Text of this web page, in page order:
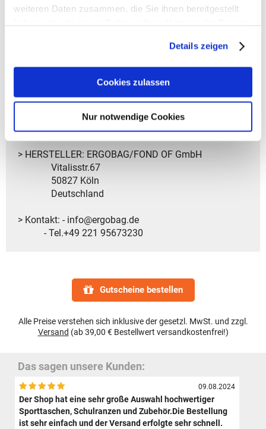
weiteren Daten zusammen, die Sie ihnen bereitgestellt
Details zeigen
Cookies zulassen
Nur notwendige Cookies
> Material: - leichter, stabiler Kunststoff (Polypropylen)
• Ideale Größe für Grundschule und Kindergarten
• Mit Trennfach für Obst und Gemüse
• Neutral in Geruch und Geschmack
• Spülmaschinengeeignet bis 45°C, nicht
mikrowellengeeignet, nicht für Gefrierschrank geeignet
> HERSTELLER: ERGOBAG/FOND OF GmbH
Vitalisstr.67
50827 Köln
Deutschland
> Kontakt: - info@ergobag.de
- Tel.+49 221 95673230
Gutscheine bestellen
Alle Preise verstehen sich inklusive der gesetzl. MwSt. und zzgl.
Versand (ab 39,00 € Bestellwert versandkostenfrei!)
Das sagen unsere Kunden:
09.08.2024
Der Shop hat eine sehr große Auswahl hochwertiger
Sporttaschen, Schulranzen und Zubehör.Die Bestellung
ist sehr einfach und der Versand erfolgte sehr schnell.